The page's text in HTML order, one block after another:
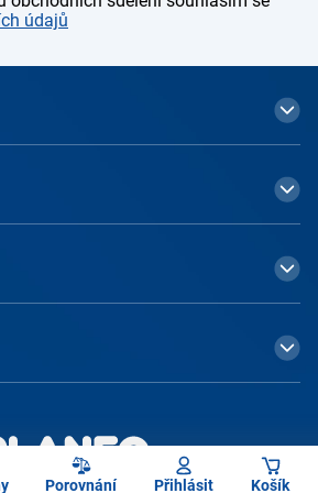
Porovnání Přihlásit Košík
údajů